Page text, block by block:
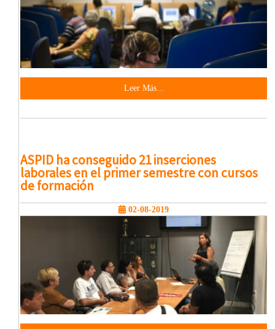
Leer Más...
ASPID ha conseguido 21 inserciones
laborales en el primer semestre con cursos
de formación
02-08-2019